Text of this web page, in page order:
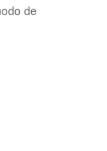
de